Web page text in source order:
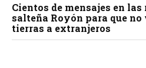
Cientos de mensajes en las
salteña Royón para que no
tierras a extranjeros